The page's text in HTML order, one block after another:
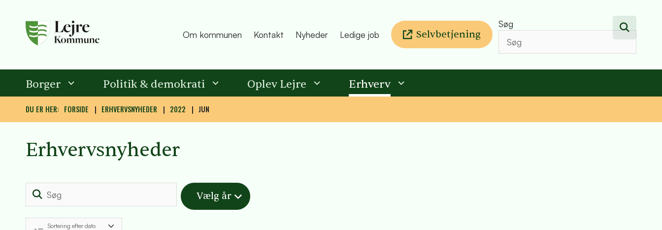
Om kommunen Kontakt Nyheder Ledige job Selvbetjening
Søg
Borger Politik & demokrati Oplev Lejre Erhverv
DU ER HER: FORSIDE ERHVERVSNYHEDER 2022 JUN
Erhvervsnyheder
Søg
Vælg år